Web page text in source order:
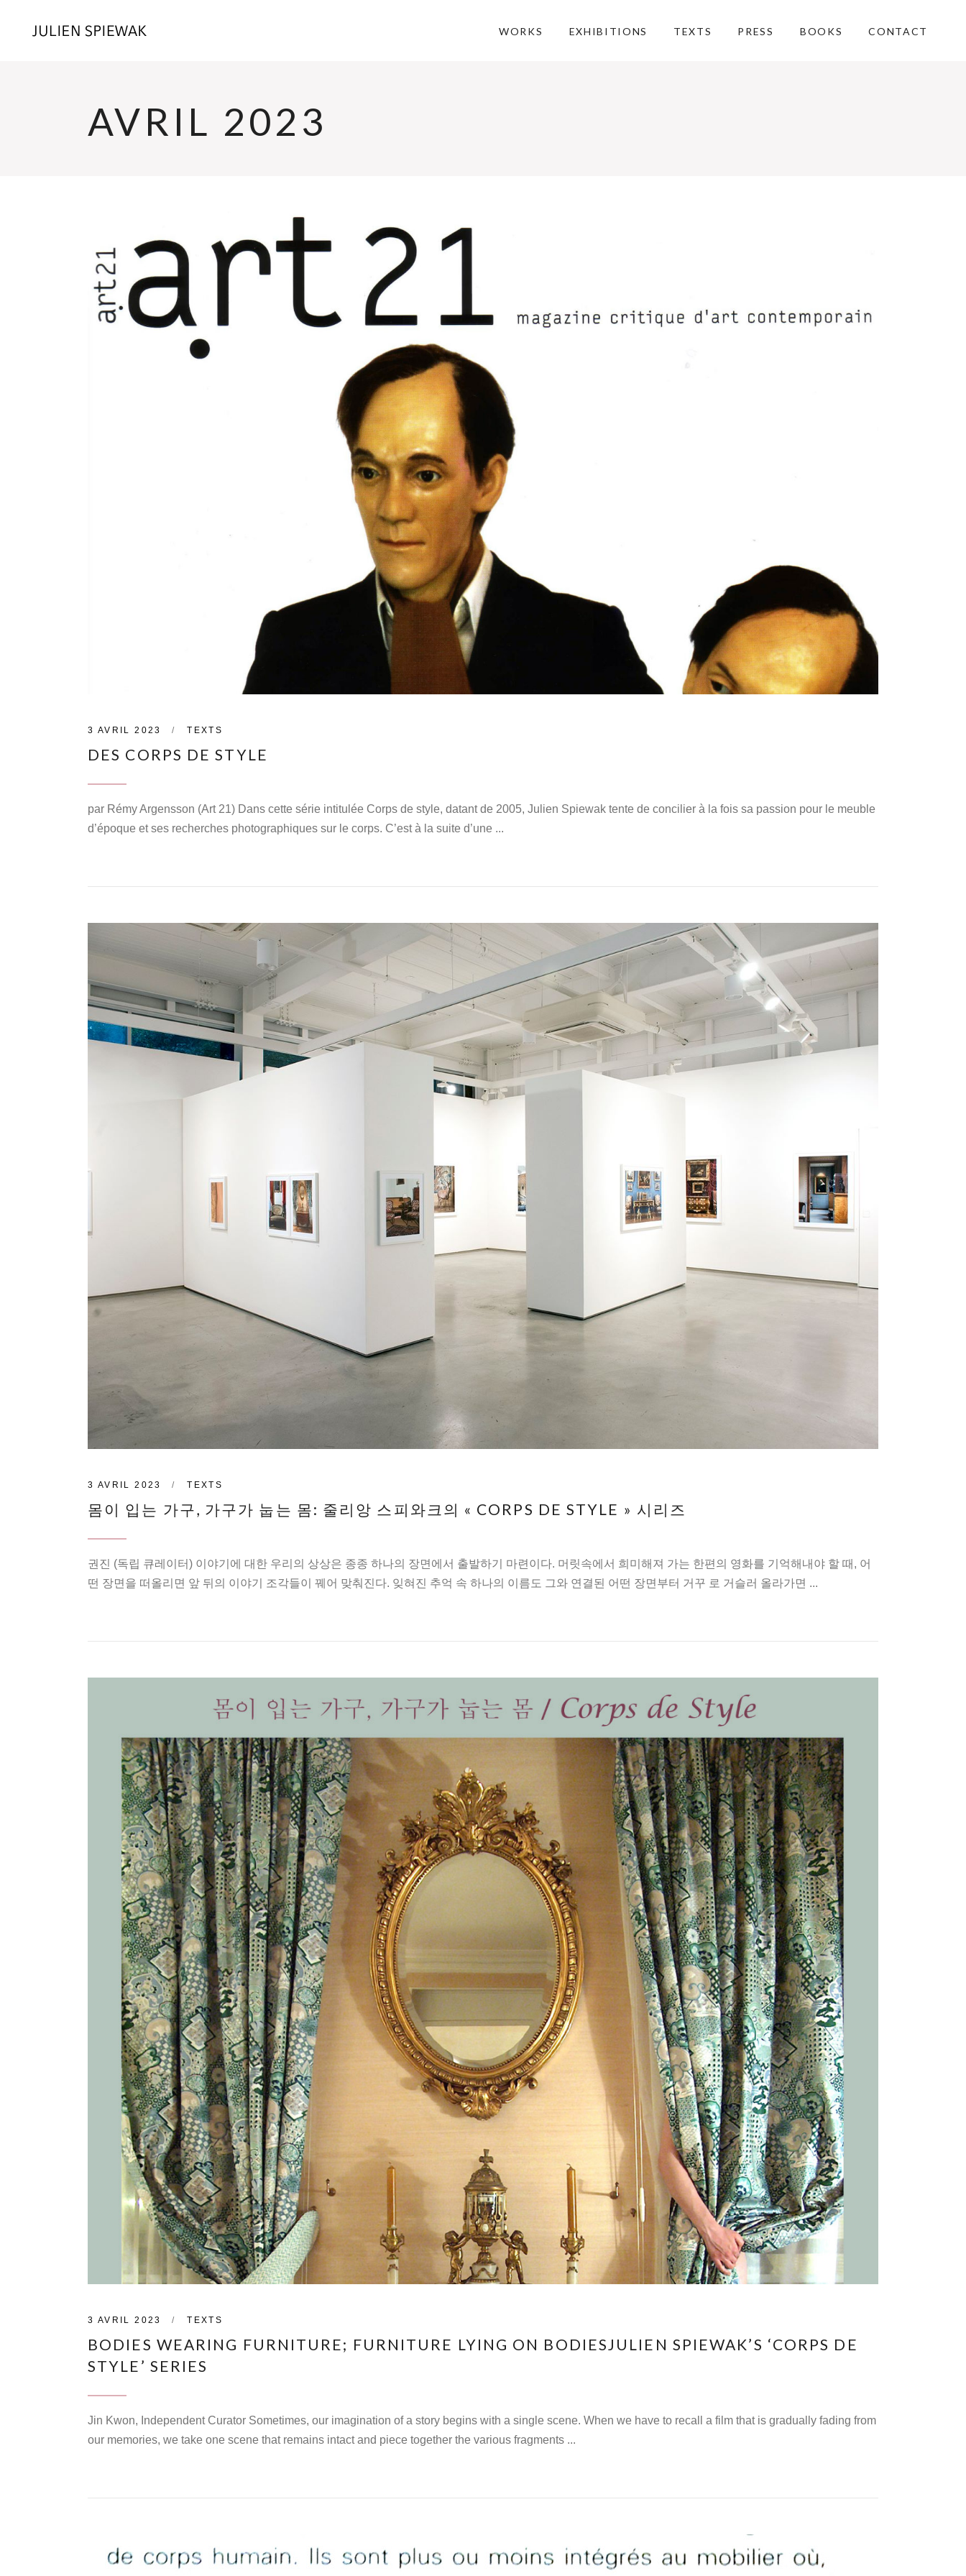
WORKS EXHIBITIONS TEXTS PRESS BOOKS CONTACT
AVRIL 2023
3 AVRIL 2023 TEXTS
DES CORPS DE STYLE
par Rémy Argensson (Art 21) Dans cette série intitulée Corps de style, datant de 2005, Julien Spiewak tente de concilier à la fois sa passion pour le meuble
d’époque et ses recherches photographiques sur le corps. C’est à la suite d’une
3 AVRIL 2023 TEXTS
몸이 입는 가구, 가구가 눕는 몸: 줄리앙 스피와크의 « CORPS DE STYLE » 시리즈
권진 (독립 큐레이터) 이야기에 대한 우리의 상상은 종종 하나의 장면에서 출발하기 마련이다. 머릿속에서 희미해져 가는 한편의 영화를 기억해내야 할 때, 어
떤 장면을 떠올리면 앞 뒤의 이야기 조각들이 꿰어 맞춰진다. 잊혀진 추억 속 하나의 이름도 그와 연결된 어떤 장면부터 거꾸 로 거슬러 올라가면
3 AVRIL 2023 TEXTS
BODIES WEARING FURNITURE; FURNITURE LYING ON BODIESJULIEN SPIEWAK’S ‘CORPS DE
STYLE’ SERIES
Jin Kwon, Independent Curator Sometimes, our imagination of a story begins with a single scene. When we have to recall a film that is gradually fading from
our memories, we take one scene that remains intact and piece together the various fragments